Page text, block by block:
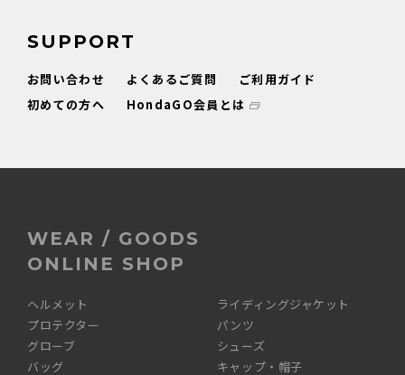
SUPPORT
お問い合わせ よくあるご質問
ご利用ガイド
初めての方へ
HondaGO会員とは
WEAR / GOODS
ONLINE SHOP
ヘルメット
ライディングジャケット
プロテクター
パンツ
グローブ
シューズ
バッグ
キャップ・帽子